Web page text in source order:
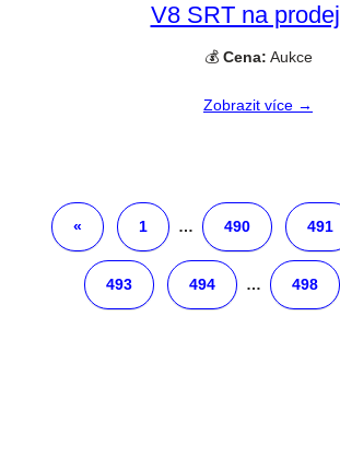
V8 SRT na prodej
💰 Cena: Aukce
Zobrazit více →
« 1 … 490 491
493 494 … 498